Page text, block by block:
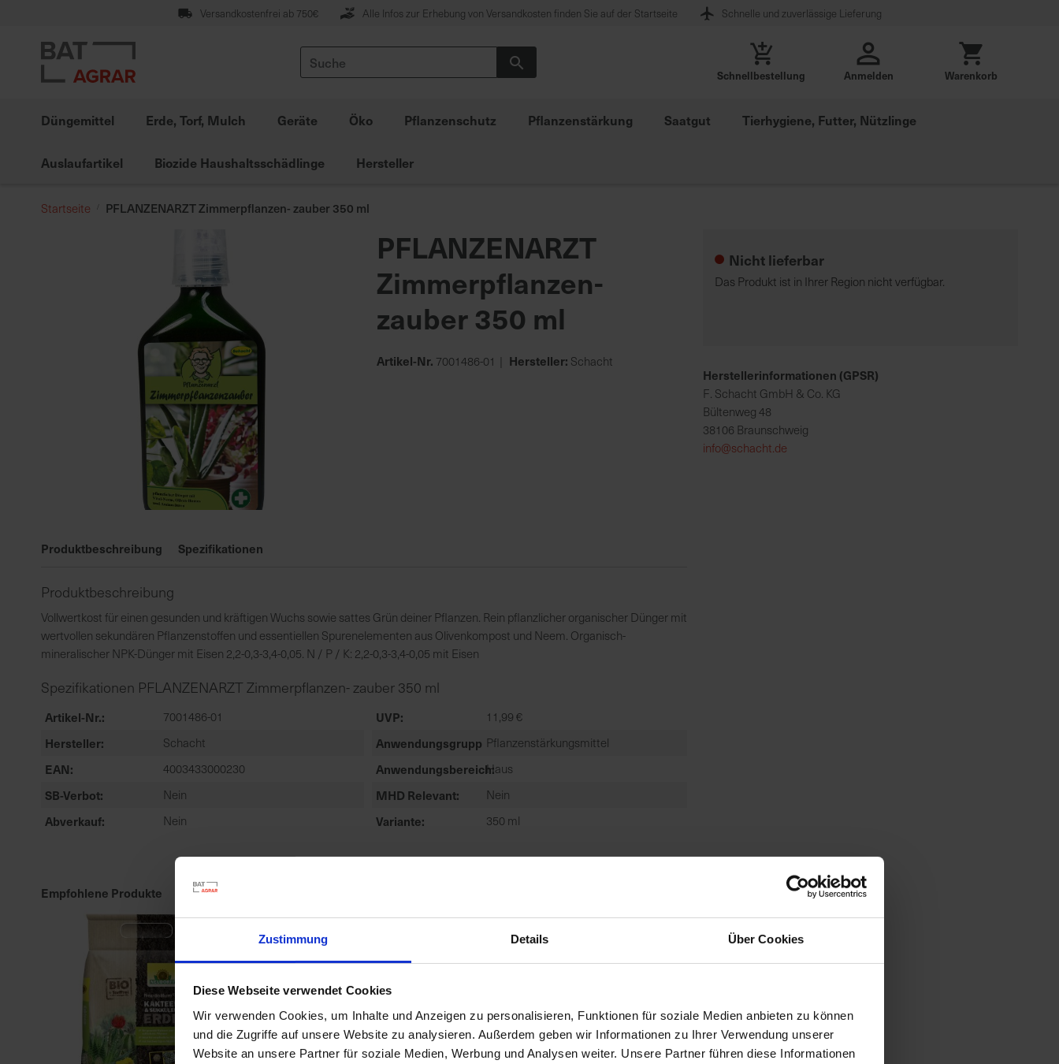
Zustimmung Details Über Cookies
Diese Webseite verwendet Cookies
Wir verwenden Cookies, um Inhalte und Anzeigen zu personalisieren, Funktionen für soziale Medien anbieten zu können
und die Zugriffe auf unsere Website zu analysieren. Außerdem geben wir Informationen zu Ihrer Verwendung unserer
Website an unsere Partner für soziale Medien, Werbung und Analysen weiter. Unsere Partner führen diese Informationen
springen
Versandkostenfrei ab 750€ Alle Infos zur Erhebung von Versandkosten finden Sie auf der Startseite Schnelle und zuverlässige Lieferung
Suche
Schnellbestellung Anmelden Warenkorb
Düngemittel Erde, Torf, Mulch Geräte Öko Pflanzenschutz Pflanzenstärkung Saatgut Tierhygiene, Futter, Nützlinge
Auslaufartikel Biozide Haushaltsschädlinge Hersteller
Startseite PFLANZENARZT Zimmerpflanzen- zauber 350 ml
der
springen
PFLANZENARZT
Zimmerpflanzen-
zauber 350 ml
Artikel-Nr. 7001486-01 Hersteller: Schacht
Produktbeschreibung Spezifikationen
Produktbeschreibung
Vollwertkost für einen gesunden und kräftigen Wuchs sowie sattes Grün deiner Pflanzen. Rein pflanzlicher organischer Dünger mit
wertvollen sekundären Pflanzenstoffen und essentiellen Spurenelementen aus Olivenkompost und Neem. Organisch-
mineralischer NPK-Dünger mit Eisen 2,2-0,3-3,4-0,05. N / P / K: 2,2-0,3-3,4-0,05 mit Eisen
Spezifikationen PFLANZENARZT Zimmerpflanzen- zauber 350 ml
Artikel-Nr. 7001486-01 UVP 11,99 €
Hersteller Schacht AnwendungsgruppePflanzenstärkungsmittel
EAN 4003433000230 AnwendungsbereichHaus
SB-Verbot Nein MHD Relevant Nein
Abverkauf Nein Variante 350 ml
Empfohlene Produkte
Nicht lieferbar
Das Produkt ist in Ihrer Region nicht verfügbar.
Herstellerinformationen (GPSR)
F. Schacht GmbH & Co. KG
Bültenweg 48
38106 Braunschweig
info@schacht.de